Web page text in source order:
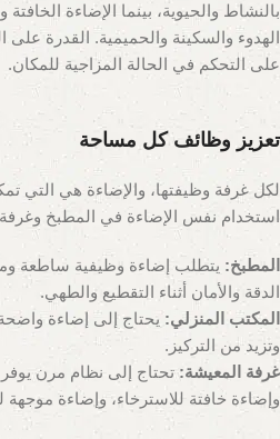
بالنشاط والحيوية، بينما الإضاءة
الهدوء والسكينة والحميمية. القدرة على
على التحكم في الحالة المزاجية للمكان.
تعزيز وظائف كل مساحة
لكل غرفة وظيفتها، والإضاءة هي التي
استخدام نفس الإضاءة في المطبخ وغرفة
المطبخ: يتطلب إضاءة وظيفية ساطعة
الدقة والأمان أثناء التقطيع والطهي.
المكتب المنزلي: يحتاج إلى إضاءة
وتزيد من التركيز.
غرفة المعيشة: تحتاج إلى نظام مرن
وإضاءة خافتة للاسترخاء، وإضاءة موجهة